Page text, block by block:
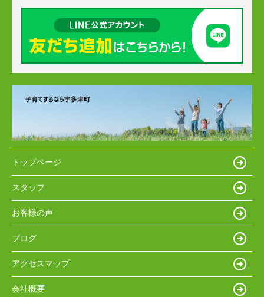
トップページ
スタッフ
お客様の声
ブログ
アクセスマップ
会社概要